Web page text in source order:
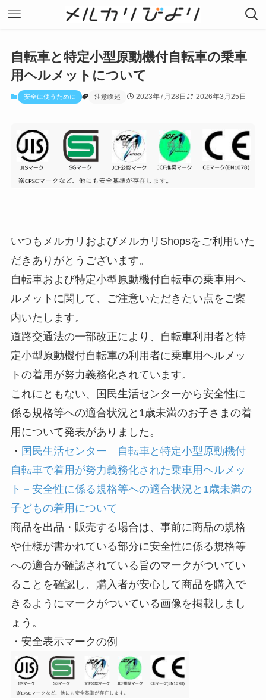
自転車と特定小型原動機付自転車の乗車
用ヘルメットについて
安全に使うために 注意喚起 2023年7月28日 2026年3月25日
いつもメルカリおよびメルカリShopsをご利用いた
だきありがとうございます。
自転車および特定小型原動機付自転車の乗車用ヘ
ルメットに関して、ご注意いただきたい点をご案
内いたします。
道路交通法の一部改正により、自転車利用者と特
定小型原動機付自転車の利用者に乗車用ヘルメッ
トの着用が努力義務化されています。
これにともない、国民生活センターから安全性に
係る規格等への適合状況と1歳未満のお子さまの着
用について発表がありました。
・ 国民生活センター 自転車と特定小型原動機付
自転車で着用が努力義務化された乗車用ヘルメッ
ト－安全性に係る規格等への適合状況と1歳未満の
子どもの着用について
商品を出品・販売する場合は、事前に商品の規格
や仕様が書かれている部分に安全性に係る規格等
への適合が確認されている旨のマークがついてい
ることを確認し、購入者が安心して商品を購入で
きるようにマークがついている画像を掲載しまし
ょう。
・安全表示マークの例